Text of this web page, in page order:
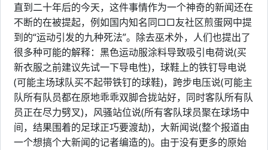
直到二十年后的今天，这件事情作为一个神奇的新闻还在
不断的在被提起，例如国内知名同□□友社区煎蛋网中提
到的“运动引发的九种死法”。除去巫术外，人们也提出了
很多种可能的解释：黑色运动服涂料导致吸引电荷说(买
新衣服之前建议先试一下导电性)，球鞋上的铁钉导电说
(可能主场球队买不起带铁钉的球鞋)，跨步电压说(可能主
队所有队员都在原地乖乖双脚合拢站好，同时客队所有队
员正在尽力劈叉)，风骚站位说(所有客队球员聚在球场中
间，结果围着的足球正巧要渡劫)，大新闻说(整个报道由
一个想搞个大新闻的记者编造的)。由于没有更多的原始